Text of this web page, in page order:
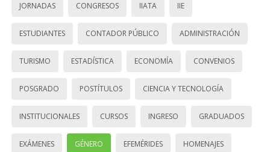
JORNADAS CONGRESOS IIATA IIE
ESTUDIANTES CONTADOR PÚBLICO ADMINISTRACIÓN
TURISMO ESTADÍSTICA ECONOMÍA CONVENIOS
POSGRADO POSTÍTULOS CIENCIA Y TECNOLOGÍA
INSTITUCIONALES CURSOS INGRESO GRADUADOS
EXÁMENES GÉNERO EFEMÉRIDES HOMENAJES